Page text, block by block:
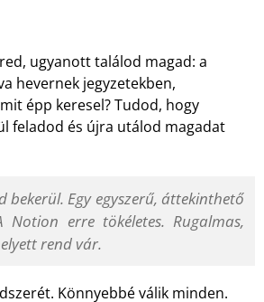
ugyanott találod magad: a
hevernek jegyzetekben,
épp keresel? Tudod, hogy
feladod és újra utálod magadat
bekerül. Egy egyszerű, áttekinthető
erre tökéletes. Rugalmas,
rend vár.
Könnyebbé válik minden.